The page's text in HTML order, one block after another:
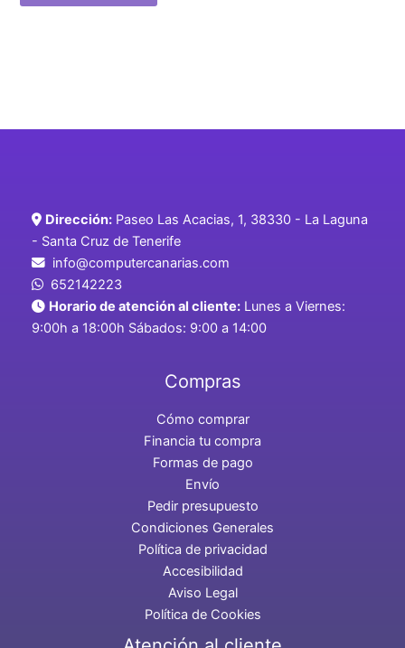
Dirección: Paseo Las Acacias, 1, 38330 - La Laguna
- Santa Cruz de Tenerife
info@computercanarias.com
652142223
Horario de atención al cliente: Lunes a Viernes:
9:00h a 18:00h Sábados: 9:00 a 14:00
Compras
Cómo comprar
Financia tu compra
Formas de pago
Envío
Pedir presupuesto
Condiciones Generales
Política de privacidad
Accesibilidad
Aviso Legal
Política de Cookies